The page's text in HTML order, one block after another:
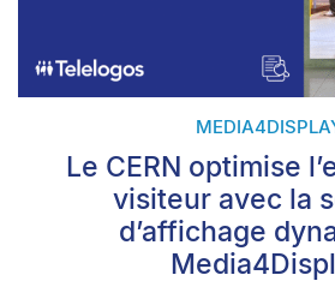
Le CERN optimise
visiteur avec la
d’affichage